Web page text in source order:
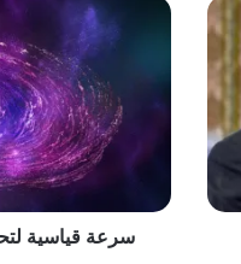
سرعة قياسية